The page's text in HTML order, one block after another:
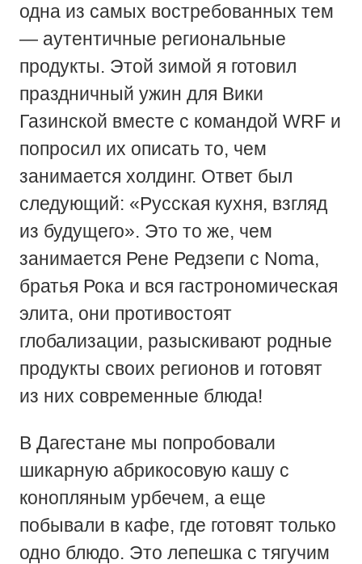
одна из самых востребованных тем
— аутентичные региональные
продукты. Этой зимой я готовил
праздничный ужин для Вики
Газинской вместе с командой WRF и
попросил их описать то, чем
занимается холдинг. Ответ был
следующий: «Русская кухня, взгляд
из будущего». Это то же, чем
занимается Рене Редзепи с Noma,
братья Рока и вся гастрономическая
элита, они противостоят
глобализации, разыскивают родные
продукты своих регионов и готовят
из них современные блюда!
В Дагестане мы попробовали
шикарную абрикосовую кашу с
конопляным урбечем, а еще
побывали в кафе, где готовят только
одно блюдо. Это лепешка с тягучим